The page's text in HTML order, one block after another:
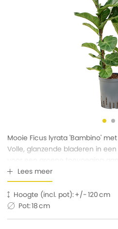
Hoogte (incl. pot):
120
Pot:18
Mooie Ficus lyrata 'Bambino'
Volle, glanzende bladeren in
Lees meer